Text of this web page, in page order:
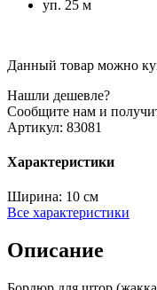
уп. 25 м
Данный товар можно
Нашли дешевле?
Сообщите нам и
Артикул: 83081
Характеристики
Ширина: 10 см
Все характеристики
Описание